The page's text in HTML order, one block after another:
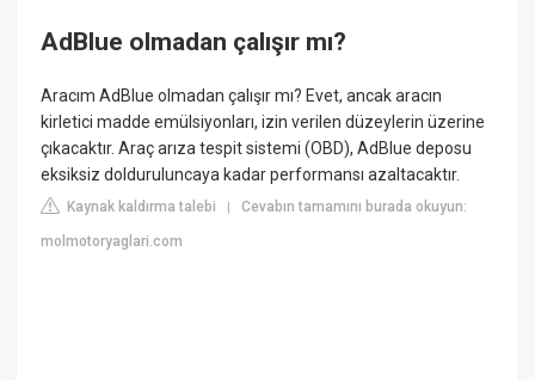
AdBlue olmadan çalışır mı?
Aracım AdBlue olmadan çalışır mı? Evet, ancak aracın
kirletici madde emülsiyonları, izin verilen düzeylerin üzerine
çıkacaktır. Araç arıza tespit sistemi (OBD), AdBlue deposu
eksiksiz dolduruluncaya kadar performansı azaltacaktır.
Kaynak kaldırma talebi |Cevabın tamamını burada okuyun:
molmotoryaglari.com